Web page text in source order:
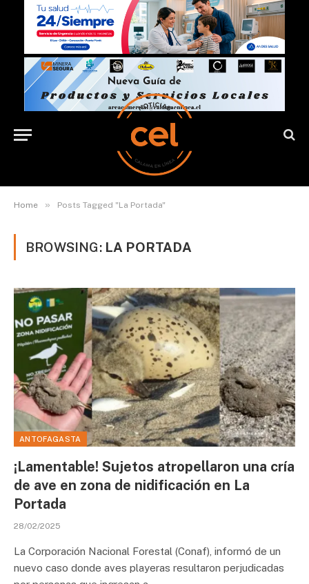
Home » Posts Tagged "La Portada"
BROWSING: LA PORTADA
ANTOFAGASTA
¡Lamentable! Sujetos atropellaron una cría
de ave en zona de nidificación en La
Portada
28/02/2025
La Corporación Nacional Forestal (Conaf), informó de un
nuevo caso donde aves playeras resultaron perjudicadas